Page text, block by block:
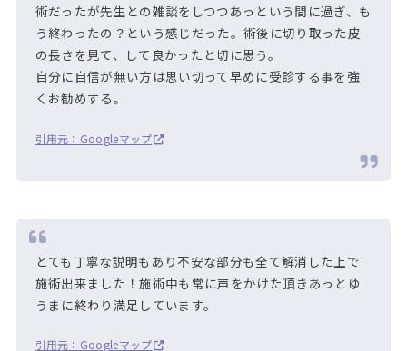
術だったが先生との雑談をしつつあっという間に過ぎ、も
う終わったの？という感じだった。術後に切り取った皮
の長さを見て、して良かったと切に思う。
自分に自信が無い方は思い切って早めに受診する事を強
くお勧めする。
引用元：Googleマップ
とても丁寧な説明もあり不安な部分も全て解消した上で
施術出来ました！施術中も常に声をかけた頂きあっとゆ
うまに終わり満足しています。
引用元：Googleマップ